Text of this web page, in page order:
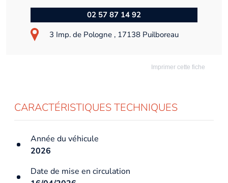
02 57 87 14 92
3 Imp. de Pologne , 17138 Puilboreau
Imprimer cette fiche
CARACTÉRISTIQUES TECHNIQUES
Année du véhicule
2026
Date de mise en circulation